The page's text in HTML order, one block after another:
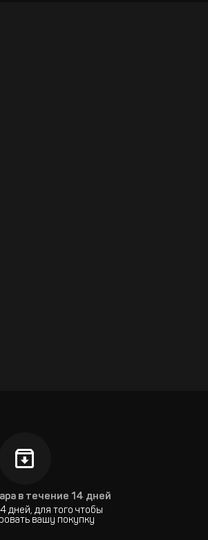
в течение 14 дней
дней, для того чтобы
вашу покупку